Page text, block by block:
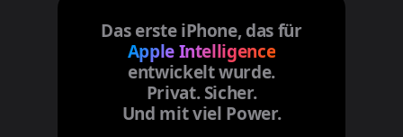
Das erste iPhone, das für
Apple Intelligence
entwickelt wurde.
Privat. Sicher.
Und mit viel Power.